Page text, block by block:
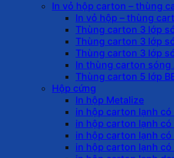
In vỏ hộp carton – thùng
In vỏ hộp – thùng
Thùng carton 3 lớp
Thùng carton 3 lớp
Thùng carton 3 lớp
In thùng carton sóng
Thùng carton 5 lớp
Hộp cứng
In hộp Metalize
in hộp carton lạnh có
in hộp carton lạnh có
in hộp carton lạnh có
in hộp carton lạnh có